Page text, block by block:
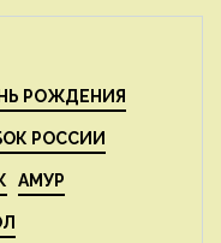
РОЖДЕНИЯ
РОССИИ
АМУР